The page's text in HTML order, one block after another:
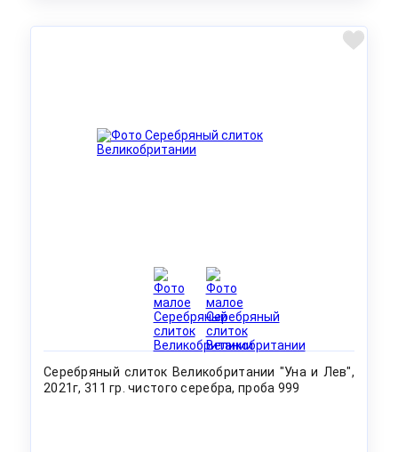
Серебряный слиток Великобритании "Уна и Лев",
2021г, 311 гр. чистого серебра, проба 999